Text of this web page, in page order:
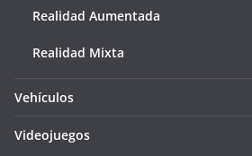
Realidad Aumentada
Realidad Mixta
Vehículos
Videojuegos